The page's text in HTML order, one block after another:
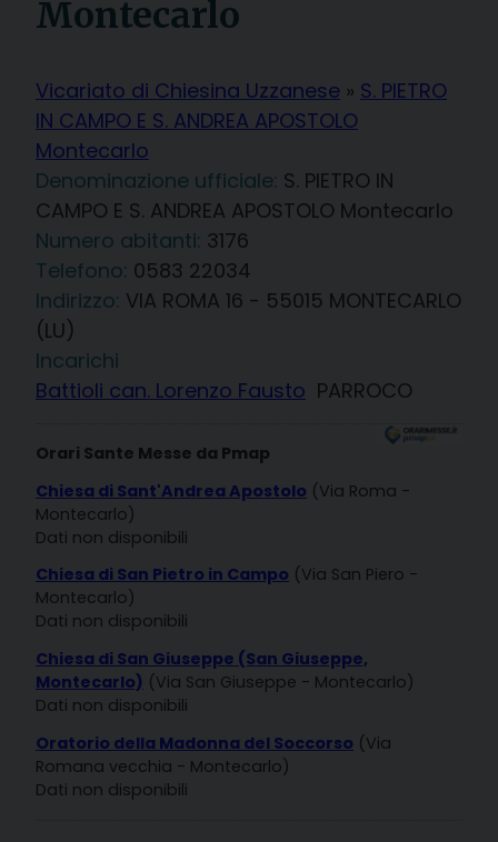
Montecarlo
Vicariato di Chiesina Uzzanese » S. PIETRO
IN CAMPO E S. ANDREA APOSTOLO
Montecarlo
Denominazione ufficiale: S. PIETRO IN
CAMPO E S. ANDREA APOSTOLO Montecarlo
3176
Telefono: 0583 22034
Indirizzo: VIA ROMA 16 - 55015 MONTECARLO
(LU)
Incarichi
Battioli can. Lorenzo Fausto PARROCO
Orari Sante Messe da Pmap
Chiesa di Sant'Andrea Apostolo (Via Roma -
Montecarlo)
Dati non disponibili
Chiesa di San Pietro in Campo (Via San Piero -
Montecarlo)
Dati non disponibili
Chiesa di San Giuseppe (San Giuseppe,
Montecarlo) (Via San Giuseppe - Montecarlo)
Dati non disponibili
Oratorio della Madonna del Soccorso (Via
Romana vecchia - Montecarlo)
Dati non disponibili